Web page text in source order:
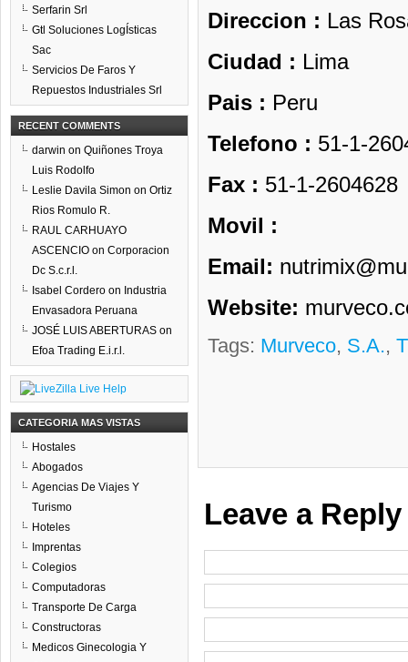
Direccion : Las
Ciudad : Lima
Pais : Peru
Telefono : 51-1-
Fax : 51-1-2604628
Movil :
Email:
Website:
Tags: Murveco, S.a.,
Leave a Reply
Serfarin Srl
Gtl Soluciones LogÍsticas
Sac
Servicios De Faros Y
Repuestos Industriales Srl
RECENT COMMENTS
darwin on Quiñones Troya
Luis Rodolfo
Leslie Davila Simon on Ortiz
Rios Romulo R.
RAUL CARHUAYO
ASCENCIO on Corporacion
Dc S.c.r.l.
Isabel Cordero on Industria
Envasadora Peruana
JOSÉ LUIS ABERTURAS on
Efoa Trading E.i.r.l.
CATEGORIA MAS VISTAS
Hostales
Abogados
Agencias De Viajes Y
Turismo
Hoteles
Imprentas
Colegios
Computadoras
Transporte De Carga
Constructoras
Medicos Ginecologia Y